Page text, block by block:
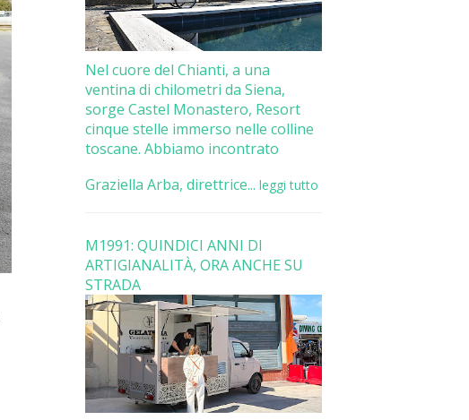
Nel cuore del Chianti, a una
ventina di chilometri da Siena,
sorge Castel Monastero, Resort
cinque stelle immerso nelle colline
toscane. Abbiamo incontrato
Graziella Arba, direttrice... leggi tutto
M1991: QUINDICI ANNI DI
ARTIGIANALITÀ, ORA ANCHE SU
STRADA